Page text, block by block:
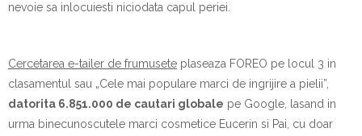
nevoie sa inlocuiesti niciodata capul periei.
Cercetarea e-tailer de frumusete plaseaza FOREO pe locul 3 in
clasamentul sau „Cele mai populare marci de ingrijire a pielii”
datorita 6.851.000 de cautari globale pe Google, lasand in
urma binecunoscutele marci cosmetice Eucerin si Pai , cu doar